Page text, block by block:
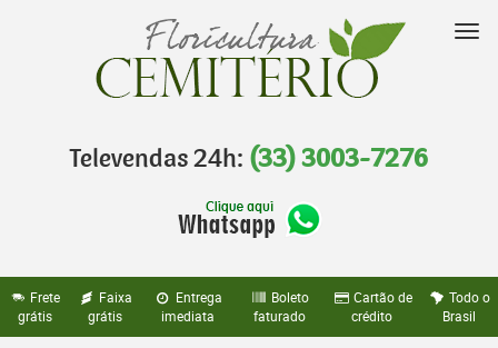
Televendas 24h: (33) 3003-7276
Frete
grátis
Faixa
grátis
Entrega
imediata
Boleto
faturado
Cartão de
crédito
Todo o
Brasil